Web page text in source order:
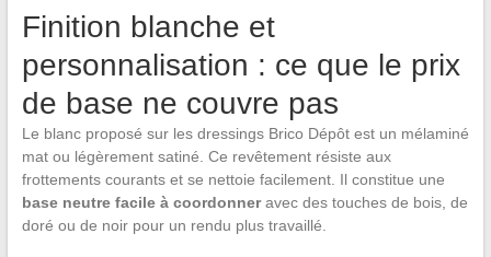
Finition blanche et
personnalisation : ce que le prix
de base ne couvre pas
Le blanc proposé sur les dressings Brico Dépôt est un mélaminé
mat ou légèrement satiné. Ce revêtement résiste aux
frottements courants et se nettoie facilement. Il constitue une
base neutre facile à coordonneravec des touches de bois, de
doré ou de noir pour un rendu plus travaillé.